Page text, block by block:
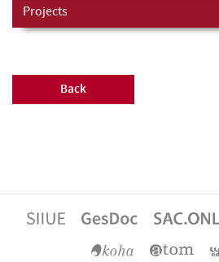
Projects
Back